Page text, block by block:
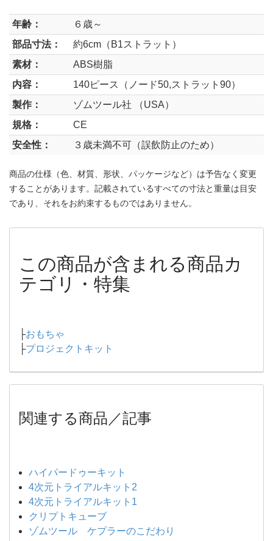
年齢：
６歳～
部品寸法：
約6cm（B1ストラット）
素材：
ABS樹脂
内容：
140ピース（ノード50,ストラット90）
製作：
ゾムツール社 （USA）
規格：
CE
安全性：
３歳未満不可（誤飲防止のため）
商品の仕様（色、材質、形状、パッケージなど）は予告なく変更
することがあります。記載されているすべての寸法と重量は目安
であり、それをお約束するものではありません。
この商品が含まれる商品カ
テゴリ・特集
├おもちゃ
├プロジェクトキット
関連する商品／記事
ハイパードゥーキット
4次元トライアルキット2
4次元トライアルキット1
クリプトキューブ
ゾムツール ケプラーのこだわり